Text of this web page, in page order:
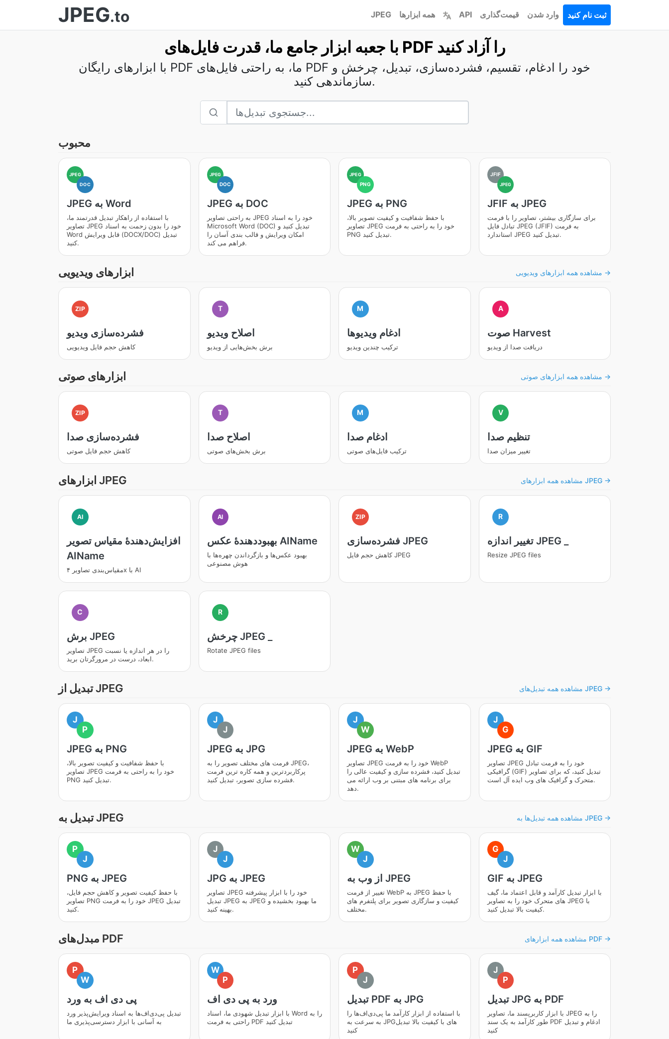
JPEG.to JPEG همه ابزارها API قیمت‌گذاری وارد شدن ثبت نام کنید
با جعبه ابزار جامع ما، قدرت فایل‌های PDF را آزاد کنید
با ابزارهای رایگان PDF ما، به راحتی فایل‌های PDF خود را ادغام، تقسیم، فشرده‌سازی، تبدیل، چرخش و
سازماندهی کنید.
محبوب
JPEG
DOC
JPEG به Word
با استفاده از راهکار تبدیل قدرتمند ما،
تصاویر JPEG خود را بدون زحمت به اسناد
Word قابل ویرایش (DOCX/DOC) تبدیل
کنید.
JPEG
DOC
JPEG به DOC
به راحتی تصاویر JPEG خود را به اسناد
Microsoft Word (DOC) تبدیل کنید و
امکان ویرایش و قالب بندی آسان را
فراهم می کند.
JPEG
PNG
JPEG به PNG
با حفظ شفافیت و کیفیت تصویر بالا،
تصاویر JPEG خود را به راحتی به فرمت
PNG تبدیل کنید.
JFIF
JPEG
JFIF به JPEG
برای سازگاری بیشتر، تصاویر را با فرمت
تبادل فایل JPEG (JFIF) به فرمت
استاندارد JPEG تبدیل کنید.
ابزارهای ویدیویی مشاهده همه ابزارهای ویدیویی →
ZIP
فشرده‌سازی ویدیو
کاهش حجم فایل ویدیویی
T
اصلاح ویدیو
برش بخش‌هایی از ویدیو
M
ادغام ویدیوها
ترکیب چندین ویدیو
A
صوت Harvest
دریافت صدا از ویدیو
ابزارهای صوتی مشاهده همه ابزارهای صوتی →
ZIP
فشرده‌سازی صدا
کاهش حجم فایل صوتی
T
اصلاح صدا
برش بخش‌های صوتی
M
ادغام صدا
ترکیب فایل‌های صوتی
V
تنظیم صدا
تغییر میزان صدا
ابزارهای JPEG مشاهده همه ابزارهای JPEG →
AI
افزایش‌دهندۀ مقیاس تصویر
AIName
مقیاس‌بندی تصاویر ۴x با AI
AI
بهبوددهندۀ عکس AIName
بهبود عکس‌ها و بازگرداندن چهره‌ها با
هوش مصنوعی
ZIP
فشرده‌سازی JPEG
کاهش حجم فایل JPEG
R
تغییر اندازه JPEG _
Resize JPEG files
C
برش JPEG
تصاویر JPEG را در هر اندازه یا نسبت
ابعاد، درست در مرورگرتان برید.
R
چرخش JPEG _
Rotate JPEG files
تبدیل از JPEG مشاهده همه تبدیل‌های JPEG →
J
P
JPEG به PNG
با حفظ شفافیت و کیفیت تصویر بالا،
تصاویر JPEG خود را به راحتی به فرمت
PNG تبدیل کنید.
J
J
JPEG به JPG
فرمت های مختلف تصویر را به JPEG،
پرکاربردترین و همه کاره ترین فرمت
فشرده سازی تصویر، تبدیل کنید.
J
W
JPEG به WebP
تصاویر JPEG خود را به فرمت WebP
تبدیل کنید، فشرده سازی و کیفیت عالی را
برای برنامه های مبتنی بر وب ارائه می
دهد.
J
G
JPEG به GIF
تصاویر JPEG خود را به فرمت تبادل
گرافیکی (GIF) تبدیل کنید، که برای تصاویر
متحرک و گرافیک های وب ایده آل است.
تبدیل به JPEG مشاهده همه تبدیل‌ها به JPEG →
P
J
PNG به JPEG
با حفظ کیفیت تصویر و کاهش حجم فایل،
تصاویر PNG خود را به فرمت JPEG تبدیل
کنید.
J
J
JPG به JPEG
تصاویر JPEG خود را با ابزار پیشرفته
تبدیل JPEG به JPEG ما بهبود بخشیده و
بهینه کنید.
W
J
از وب به JPEG
تغییر از فرمت WebP به JPEG با حفظ
کیفیت و سازگاری تصویر برای پلتفرم های
مختلف.
G
J
GIF به JPEG
با ابزار تبدیل کارآمد و قابل اعتماد ما، گیف
های متحرک خود را به تصاویر JPEG با
کیفیت بالا تبدیل کنید.
مبدل‌های PDF مشاهده همه ابزارهای PDF →
P
W
پی دی اف به ورد
تبدیل پی‌دی‌اف‌ها به اسناد ویرایش‌پذیر ورد
به آسانی با ابزار دسترسی‌پذیری ما
W
P
ورد به پی دی اف
با ابزار تبدیل شهودی ما، اسناد Word را به
راحتی به فرمت PDF تبدیل کنید
P
J
تبدیل PDF به JPG
با استفاده از ابزار کارآمد ما پی‌دی‌اف‌ها را
به سرعت به JPGهای با کیفیت بالا تبدیل
کنید
J
P
تبدیل JPG به PDF
با ابزار کاربرپسند ما، تصاویر JPEG را به
طور کارآمد به یک سند PDF ادغام و تبدیل
کنید